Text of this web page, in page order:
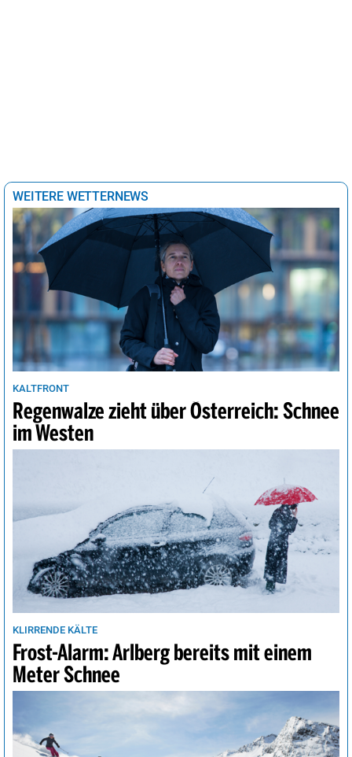
WEITERE WETTERNEWS
KALTFRONT
Regenwalze zieht über Österreich: Schnee
im Westen
KLIRRENDE KÄLTE
Frost-Alarm: Arlberg bereits mit einem
Meter Schnee